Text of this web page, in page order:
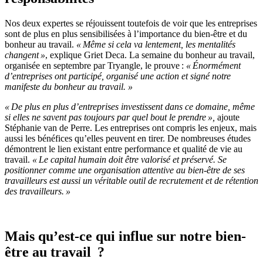
Nos deux expertes se réjouissent toutefois de voir que les entreprises
sont de plus en plus sensibilisées à l’importance du bien-être et du
bonheur au travail. « Même si cela va lentement, les mentalités
changent », explique Griet Deca. La semaine du bonheur au travail,
organisée en septembre par Tryangle, le prouve : « Énormément
d’entreprises ont participé, organisé une action et signé notre
manifeste du bonheur au travail. »
« De plus en plus d’entreprises investissent dans ce domaine, même
si elles ne saventpas toujours par quel bout le prendre », ajoute
Stéphanie van de Perre. Les entreprises ont compris les enjeux, mais
aussi les bénéfices qu’elles peuvent en tirer. De nombreuses études
démontrent le lien existant entre performance et qualité de vie au
travail. « Le capital humain doit être valorisé et préservé. Se
positionner comme une organisation attentive au bien-être de ses
travailleurs est aussi un véritable outil de recrutement et de rétention
des travailleurs. »
Mais qu’est-ce qui influe sur notre bien-
être au travail ?